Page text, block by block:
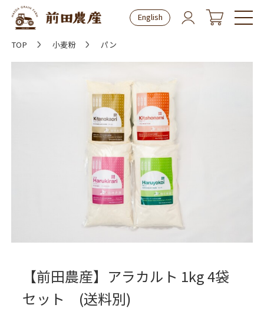
English
TOP 小麦粉 パン
【前田農産】アラカルト 1kg 4袋
セット (送料別)